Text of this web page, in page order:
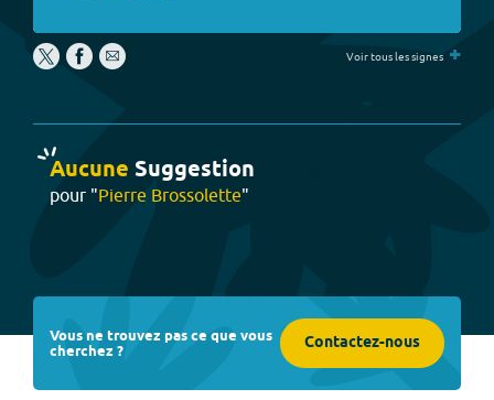
Voir tous les signes +
Aucune Suggestion
pour "Pierre Brossolette"
Vous ne trouvez pas ce que vous
cherchez ? Contactez-nous